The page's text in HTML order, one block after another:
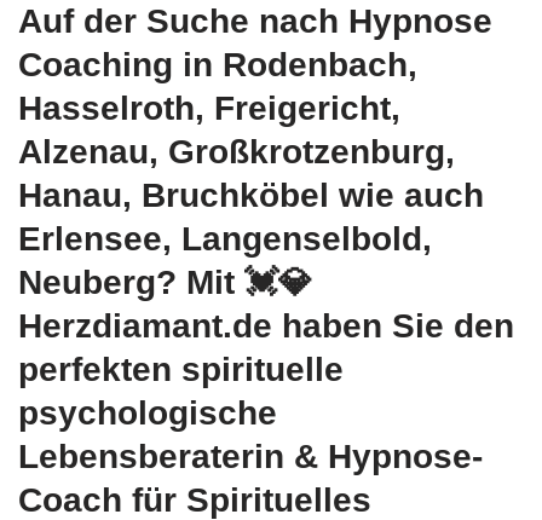
Auf der Suche nach Hypnose
Coaching in Rodenbach,
Hasselroth, Freigericht,
Alzenau, Großkrotzenburg,
Hanau, Bruchköbel wie auch
Erlensee, Langenselbold,
Neuberg? Mit 💓️💎
Herzdiamant.de haben Sie den
perfekten spirituelle
psychologische
Lebensberaterin & Hypnose-
Coach für Spirituelles